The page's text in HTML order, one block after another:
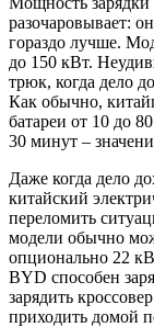
разочаровывает:
гораздо лучше.
до 150 кВт.
трюк, когда дело
Как обычно,
батареи от 10 до
30 минут –
Даже когда дело
китайский
переломить
модели обычно
опционально 22
BYD способен
зарядить
приходить домой